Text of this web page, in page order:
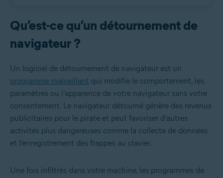
Qu’est-ce qu’un détournement de
navigateur ?
Un logiciel de détournement de navigateur est un
programme malveillant qui modifie le comportement, les
paramètres ou l’apparence de votre navigateur sans votre
consentement. Le navigateur détourné génère des revenus
publicitaires pour le pirate et peut favoriser d’autres
activités plus dangereuses comme la collecte de données
et l’enregistrement des frappes au clavier.
Une fois infiltrés dans votre machine, les programmes de